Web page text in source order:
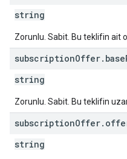
string
Zorunlu. Sabit. Bu teklifin ait
subscriptionOffer. base
string
Zorunlu. Sabit. Bu teklifin
subscriptionOffer.
string